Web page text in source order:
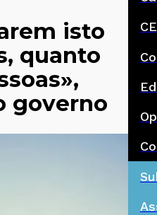
isto
quanto
governo